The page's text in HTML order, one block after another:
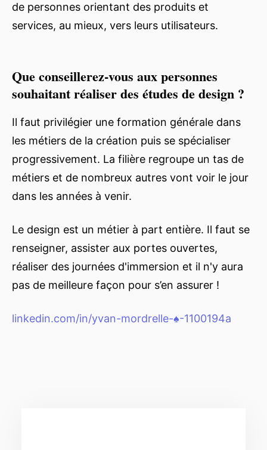
de personnes orientant des produits et
services, au mieux, vers leurs utilisateurs.
Que conseillerez-vous aux personnes
souhaitant réaliser des études de design ?
Il faut privilégier une formation générale dans
les métiers de la création puis se spécialiser
progressivement. La filière regroupe un tas de
métiers et de nombreux autres vont voir le jour
dans les années à venir.
Le design est un métier à part entière. Il faut se
renseigner, assister aux portes ouvertes,
réaliser des journées d'immersion et il n'y aura
pas de meilleure façon pour s’en assurer !
linkedin.com/in/yvan-mordrelle-♠-1100194a